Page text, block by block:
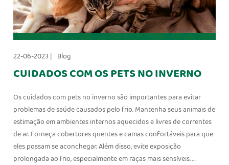
22-06-2023 | Blog
CUIDADOS COM OS PETS NO INVERNO
Os cuidados com pets no inverno são importantes para evitar
problemas de saúde causados pelo frio. Mantenha seus animais de
estimação em ambientes internos aquecidos e livres de correntes
de ar. Forneça cobertores quentes e camas confortáveis para que
eles possam se aconchegar. Além disso, evite exposição
prolongada ao frio, especialmente em raças mais sensíveis. …